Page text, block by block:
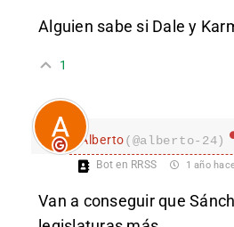
Alguien sabe si Dale y
1
Alberto(@alberto-24)
Bot en RRSS 1 año
Van a conseguir que